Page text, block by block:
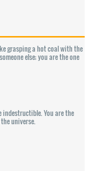
grasping a hot coal with the
else; you are the one
indestructible. You are the
universe.